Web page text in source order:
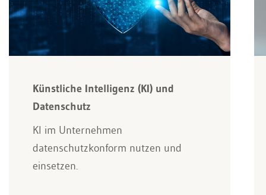
Künstliche Intelligenz (KI) und
Datenschutz
KI im Unternehmen
datenschutzkonform nutzen und
einsetzen.